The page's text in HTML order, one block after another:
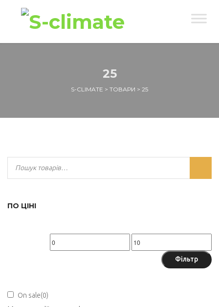
25
S-CLIMATE > ТОВАРИ > 25
ПО ЦІНІ
Мінімальна
ціна
Найбільша
ціна
Фільтр
On sale(0)